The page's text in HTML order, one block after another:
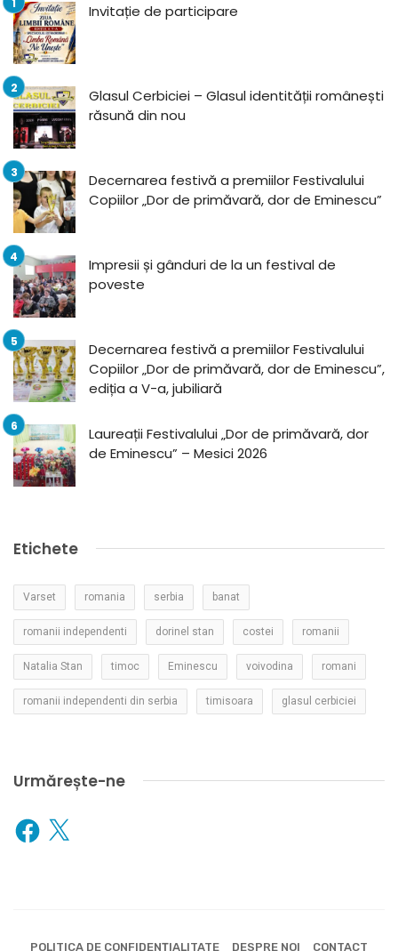
Invitație de participare
Glasul Cerbiciei – Glasul identității românești
răsună din nou
Decernarea festivă a premiilor Festivalului
Copiilor „Dor de primăvară, dor de Eminescu”
Impresii și gânduri de la un festival de
poveste
Decernarea festivă a premiilor Festivalului
Copiilor „Dor de primăvară, dor de Eminescu”,
ediția a V-a, jubiliară
Laureații Festivalului „Dor de primăvară, dor
de Eminescu” – Mesici 2026
Etichete
Varset romania serbia banat
romanii independenti dorinel stan costei romanii
Natalia Stan timoc Eminescu voivodina romani
romanii independenti din serbia timisoara glasul cerbiciei
Urmărește-ne
Facebook
X
POLITICA DE CONFIDENȚIALITATE DESPRE NOI CONTACT